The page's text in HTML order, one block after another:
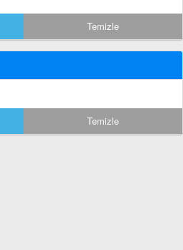
Temizle
Temizle